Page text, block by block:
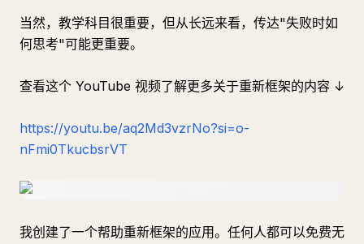
当然，教学科目很重要，但从长远来看，传达"失败时如
何思考"可能更重要。
查看这个 YouTube 视频了解更多关于重新框架的内容 ↓
https://youtu.be/aq2Md3vzrNo?si=o-
nFmi0TkucbsrVT
我创建了一个帮助重新框架的应用。任何人都可以免费无